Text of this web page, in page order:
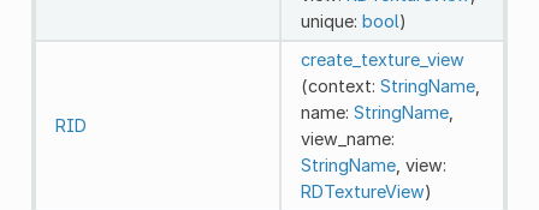
unique: bool)
RID
create_texture_view
(context: StringName,
name: StringName,
view_name:
StringName, view:
RDTextureView)